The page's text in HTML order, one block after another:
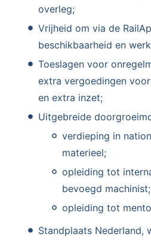
overleg;
Vrijheid om via de
beschikbaarheid en
Toeslagen voor
extra vergoedingen
en extra inzet;
Uitgebreide
verdieping in
materieel;
opleiding tot
bevoegd machinist;
opleiding tot
Standplaats Nederland,